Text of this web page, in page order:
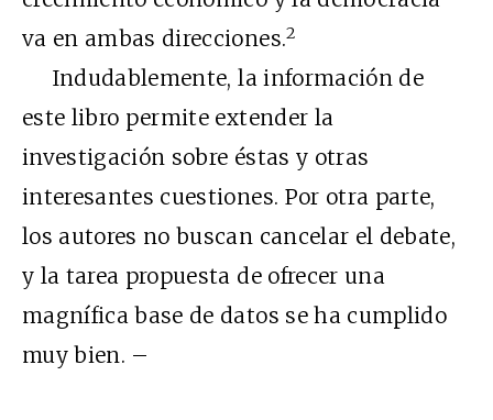
va en ambas direcciones.2
Indudablemente, la información de
este libro permite extender la
investigación sobre éstas y otras
interesantes cuestiones. Por otra parte,
los autores no buscan cancelar el debate,
y la tarea propuesta de ofrecer una
magnífica base de datos se ha cumplido
muy bien. –